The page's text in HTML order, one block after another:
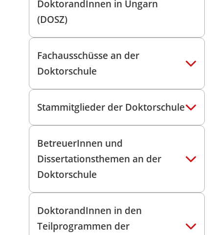
DoktorandInnen in Ungarn
(DOSZ)
Fachausschüsse an der
Doktorschule
Stammitglieder der Doktorschule
BetreuerInnen und
Dissertationsthemen an der
Doktorschule
DoktorandInnen in den
Teilprogrammen der